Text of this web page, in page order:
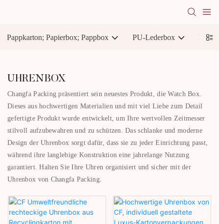
Pappkarton; Papierbox; Pappbox PU-Lederbox
UHRENBOX
Changfa Packing präsentiert sein neuestes Produkt, die Watch Box.
Dieses aus hochwertigen Materialien und mit viel Liebe zum Detail
gefertigte Produkt wurde entwickelt, um Ihre wertvollen Zeitmesser
stilvoll aufzubewahren und zu schützen. Das schlanke und moderne
Design der Uhrenbox sorgt dafür, dass sie zu jeder Einrichtung passt,
während ihre langlebige Konstruktion eine jahrelange Nutzung
garantiert. Halten Sie Ihre Uhren organisiert und sicher mit der
Uhrenbox von Changfa Packing.